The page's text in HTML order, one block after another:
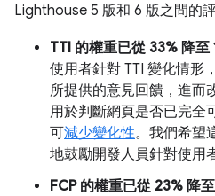
Lighthouse 5 版和 6 版之間的
TTI 的權重已從 33% 降至
使用者針對 TTI 變化情形
所提供的意見回饋，進而
用於判斷網頁是否已完全
可減少變化性。我們希望
地鼓勵開發人員針對使用
FCP 的權重已從 23% 降至